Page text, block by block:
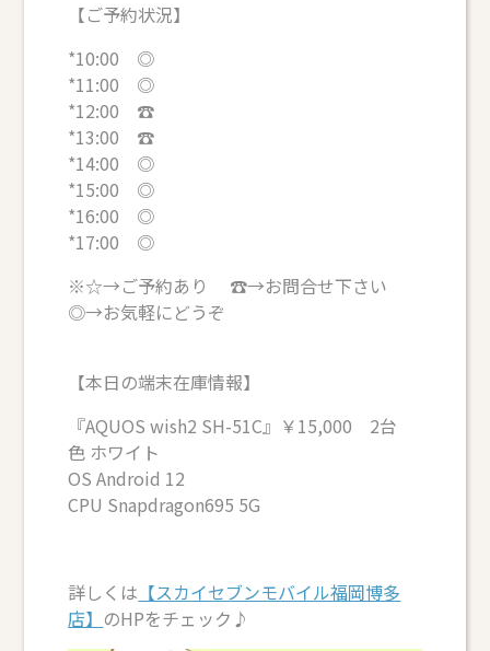
【ご予約状況】
*10:00 ◎
*11:00 ◎
*12:00 ☎
*13:00 ☎
*14:00 ◎
*15:00 ◎
*16:00 ◎
*17:00 ◎
※☆→ご予約あり ☎→お問合せ下さい
◎→お気軽にどうぞ
【本日の端末在庫情報】
『AQUOS wish2 SH-51C』￥15,000 2台
色 ホワイト
OS Android 12
CPU Snapdragon695 5G
詳しくは 【スカイセブンモバイル福岡博多
店】 のHPをチェック♪